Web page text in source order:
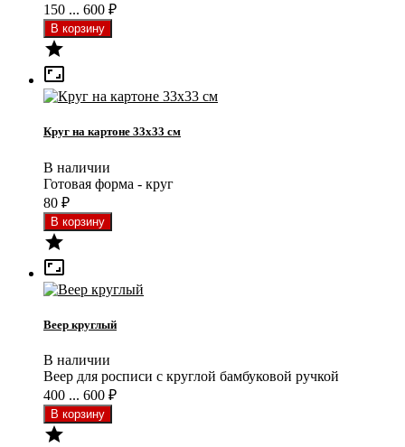
150 ... 600 ₽


Круг на картоне 33x33 см
В наличии
Готовая форма - круг
80 ₽


Веер круглый
В наличии
Веер для росписи с круглой бамбуковой ручкой
400 ... 600 ₽
